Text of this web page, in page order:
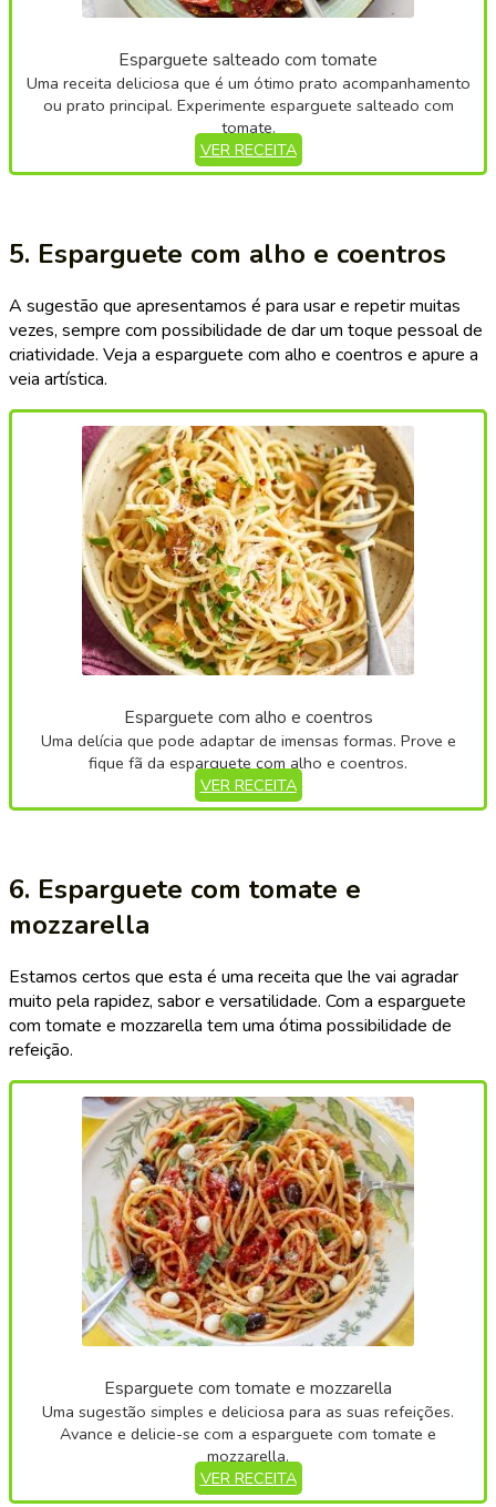
Esparguete salteado com tomate
Uma receita deliciosa que é um ótimo prato acompanhamento
ou prato principal. Experimente esparguete salteado com
tomate.
VER RECEITA
5. Esparguete com alho e coentros
A sugestão que apresentamos é para usar e repetir muitas
vezes, sempre com possibilidade de dar um toque pessoal de
criatividade. Veja a esparguete com alho e coentros e apure a
veia artística.
Esparguete com alho e coentros
Uma delícia que pode adaptar de imensas formas. Prove e
fique fã da esparguete com alho e coentros.
VER RECEITA
6. Esparguete com tomate e
mozzarella
Estamos certos que esta é uma receita que lhe vai agradar
muito pela rapidez, sabor e versatilidade. Com a esparguete
com tomate e mozzarella tem uma ótima possibilidade de
refeição.
Esparguete com tomate e mozzarella
Uma sugestão simples e deliciosa para as suas refeições.
Avance e delicie-se com a esparguete com tomate e
mozzarella.
VER RECEITA